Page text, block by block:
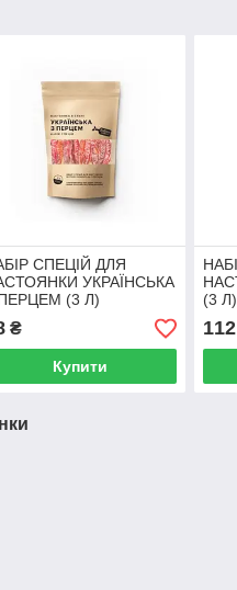
СПЕЦІЙ ДЛЯ
УКРАЇНСЬКА
(3 Л)
₴
Купити
(3 Л)
112